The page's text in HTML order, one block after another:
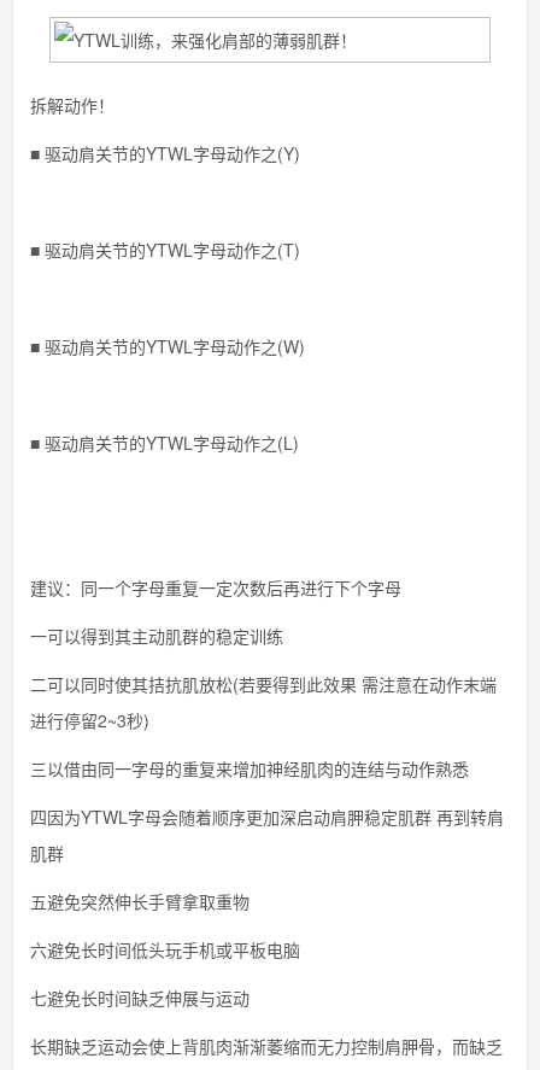
拆解动作！
■ 驱动肩关节的YTWL字母动作之(Y)
■ 驱动肩关节的YTWL字母动作之(T)
■ 驱动肩关节的YTWL字母动作之(W)
■ 驱动肩关节的YTWL字母动作之(L)
建议：同一个字母重复一定次数后再进行下个字母
一可以得到其主动肌群的稳定训练
二可以同时使其拮抗肌放松(若要得到此效果 需注意在动作末端
进行停留2~3秒)
三以借由同一字母的重复来增加神经肌肉的连结与动作熟悉
四因为YTWL字母会随着顺序更加深启动肩胛稳定肌群 再到转肩
肌群
五避免突然伸长手臂拿取重物
六避免长时间低头玩手机或平板电脑
七避免长时间缺乏伸展与运动
长期缺乏运动会使上背肌肉渐渐萎缩而无力控制肩胛骨，而缺乏